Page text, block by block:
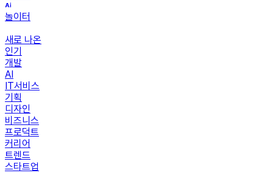
놀이터
새로 나온
인기
개발
AI
IT서비스
기획
디자인
비즈니스
프로덕트
커리어
트렌드
스타트업